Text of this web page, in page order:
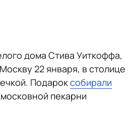
дома Стива Уиткоффа,
22 января, в столице
Подароксобирали
пекарни